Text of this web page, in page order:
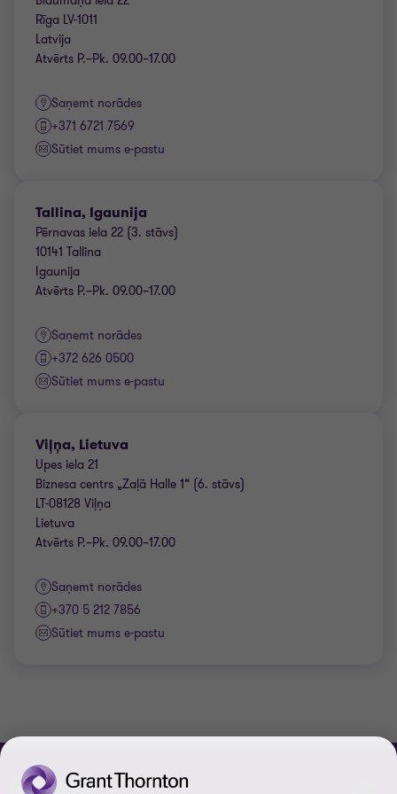
Rīga LV-1011
Latvija
Atvērts P.–Pk. 09.00–17.00
Saņemt norādes
+371 6721 7569
Sūtiet mums e-pastu
Tallina, Igaunija
Pērnavas iela 22 (3. stāvs)
10141 Tallina
Igaunija
Atvērts P.–Pk. 09.00–17.00
Saņemt norādes
+372 626 0500
Sūtiet mums e-pastu
Viļņa, Lietuva
Upes iela 21
Biznesa centrs „Zaļā Halle 1“ (6. stāvs)
LT-08128 Viļņa
Lietuva
Atvērts P.–Pk. 09.00–17.00
Saņemt norādes
+370 5 212 7856
Sūtiet mums e-pastu